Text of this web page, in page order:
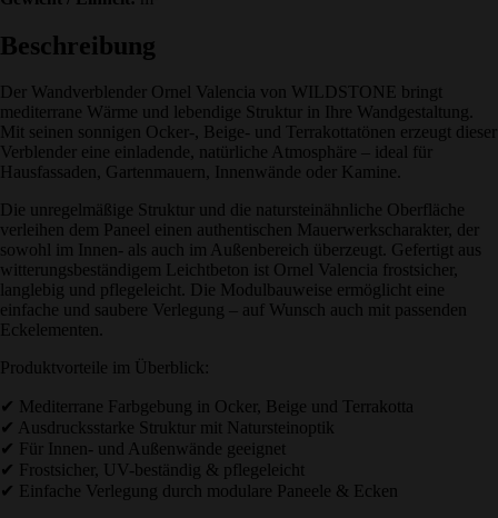
Beschreibung
Der Wandverblender Ornel Valencia von WILDSTONE bringt
mediterrane Wärme und lebendige Struktur in Ihre Wandgestaltung.
Mit seinen sonnigen Ocker-, Beige- und Terrakottatönen erzeugt dieser
Verblender eine einladende, natürliche Atmosphäre – ideal für
Hausfassaden, Gartenmauern, Innenwände oder Kamine.
Die unregelmäßige Struktur und die natursteinähnliche Oberfläche
verleihen dem Paneel einen authentischen Mauerwerkscharakter, der
sowohl im Innen- als auch im Außenbereich überzeugt. Gefertigt aus
witterungsbeständigem Leichtbeton ist Ornel Valencia frostsicher,
langlebig und pflegeleicht. Die Modulbauweise ermöglicht eine
einfache und saubere Verlegung – auf Wunsch auch mit passenden
Eckelementen.
Produktvorteile im Überblick:
✔ Mediterrane Farbgebung in Ocker, Beige und Terrakotta
✔ Ausdrucksstarke Struktur mit Natursteinoptik
✔ Für Innen- und Außenwände geeignet
✔ Frostsicher, UV-beständig & pflegeleicht
✔ Einfache Verlegung durch modulare Paneele & Ecken